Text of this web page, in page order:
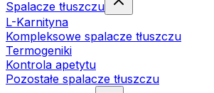
Spalacze tłuszczu
L-Karnityna
Kompleksowe spalacze tłuszczu
Termogeniki
Kontrola apetytu
Pozostałe spalacze tłuszczu